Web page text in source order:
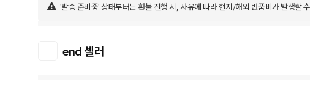
'발송 준비중' 상태부터는 환불 진행 시, 사유에 따라 현지/해외 반품비가 발생할
end 셀러